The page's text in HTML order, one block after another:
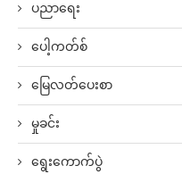
ပညာရေး
ပေါ့ကတ်စ်
မြေလတ်ပေးစာ
မှုခင်း
ရွေးကောက်ပွဲ